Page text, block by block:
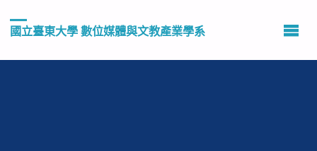
國立臺東大學 數位媒體與文教產業學系